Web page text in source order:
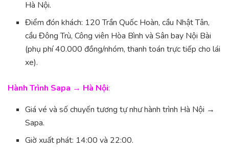
Hà Nội.
Điểm đón khách: 120 Trần Quốc Hoàn, cầu Nhật Tân,
cầu Đông Trù, Công viên Hòa Bình và Sân bay Nội Bài
(phụ phí 40.000 đồng/nhóm, thanh toán trực tiếp cho lái
xe).
Hành Trình Sapa → Hà Nội:
Giá vé và số chuyến tương tự như hành trình Hà Nội →
Sapa.
Giờ xuất phát: 14:00 và 22:00.